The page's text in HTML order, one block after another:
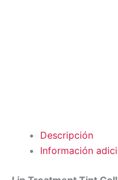
Descripción
Información